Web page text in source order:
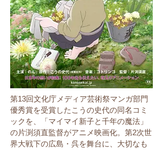
第13回文化庁メディア芸術祭マンガ部門
優秀賞を受賞したこうの史代の同名コミ
ックを、「マイマイ新子と千年の魔法」
の片渕須直監督がアニメ映画化。第2次世
界大戦下の広島・呉を舞台に、大切なも